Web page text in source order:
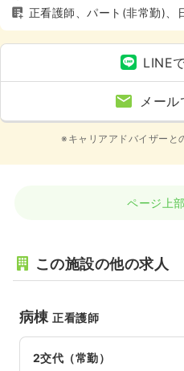
正看護師、パート(非常勤)、
当業務、土日休み
LINE
メー
※キャリアアドバイザーと
ページ上
この施設の他の求人
病棟正看護師
2交代（常勤）